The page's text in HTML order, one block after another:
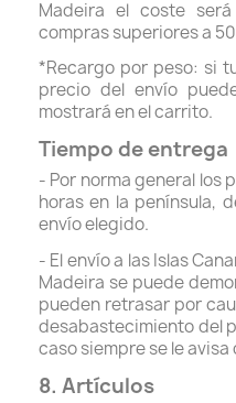
Madeira el coste
compras superiores a
*Recargo por peso: si
precio del envío
mostrará en el carrito.
Tiempo de entrega
- Por norma general los
horas en la península,
envío elegido.
- El envío a las Islas
Madeira se puede
pueden retrasar por
desabastecimiento del
caso siempre se le avisa
8. Artículos